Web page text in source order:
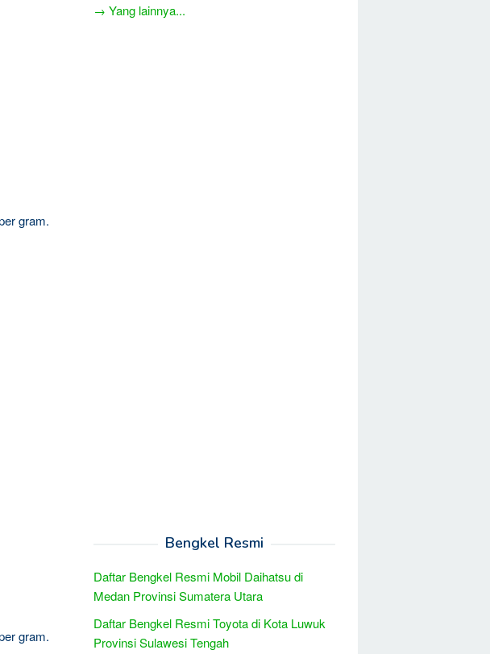
gram.
gram.
→ Yang lainnya...
Bengkel Resmi
Daftar Bengkel Resmi Mobil Daihatsu di
Medan Provinsi Sumatera Utara
Daftar Bengkel Resmi Toyota di Kota Luwuk
Provinsi Sulawesi Tengah